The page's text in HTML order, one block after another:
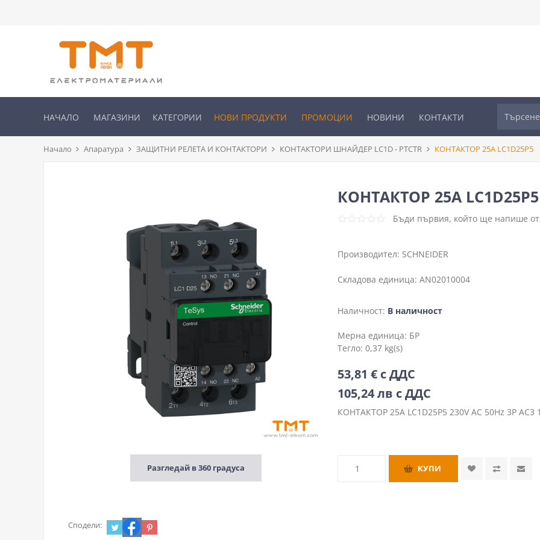
НАЧАЛО МАГАЗИНИ КАТЕГОРИИ НОВИ ПРОДУКТИ ПРОМОЦИИ НОВИНИ КОНТАКТИ
Начало Апаратура ЗАЩИТНИ РЕЛЕТА И КОНТАКТОРИ КОНТАКТОРИ ШНАЙДЕР LC1D - PTCTR КОНТАКТОР 25A LC1D25P5
Разгледай в 360 градуса
КОНТАКТОР 25A LC1D25P5
Бъди първия, който ще напише
Производител: SCHNEIDER
Складова единица: AN02010004
Наличност: В наличност
Мерна единица: БР
Тегло:0,37 kg(s)
53,81 € с ДДС
105,24 лв с ДДС
КОНТАКТОР 25A LC1D25P5 230V AC 50Hz 3P AC3
Сподели: